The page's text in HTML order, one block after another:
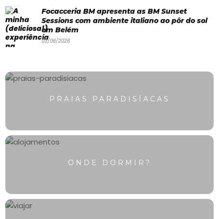
Bronzeado
Sun7
Falem
💬
Focacceria BM apresenta as BM Sunset
Sessions com ambiente italiano ao pôr do sol
em Belém
03/06/2026
PRAIAS PARADISÍACAS
ONDE DORMIR?